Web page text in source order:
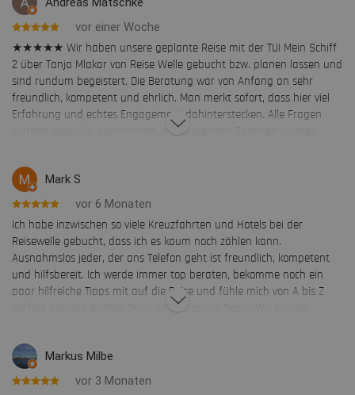
vor einer Woche
★★★★★ Wir haben unsere geplante Reise mit der TUI Mein Schiff
2 über Tanja Mlakar von Reise Welle gebucht bzw. planen lassen und
sind rundum begeistert. Die Beratung war von Anfang an sehr
freundlich, kompetent und ehrlich. Man merkt sofort, dass hier viel
Erfahrung und echtes Engagement dahinterstecken. Alle Fragen
wurden geduldig beantwortet, die passenden Optionen wurden
Welle sehr gut aufgehoben zu sein. Gerade bei einer Kreuzfahrt ist
es wichtig, jemanden an der Seite zu haben, der sich auskennt und
auch auf Details achtet. Vielen Dank an Tanja Mlakar und das Team
sehr auf unsere Reise mit der Mein Schiff 2 und können das
Reisebüro uneingeschränkt weiterempfehlen!
Mark S
vor 6 Monaten
Ich habe inzwischen so viele Kreuzfahrten und Hotels bei der
Reisewelle gebucht, dass ich es kaum noch zählen kann.
Ausnahmslos jeder, der ans Telefon geht ist freundlich, kompetent
und hilfsbereit. Ich werde immer top beraten, bekomme noch ein
paar hilfreiche Tipps mit auf die Reise und fühle mich von A bis Z
perfekt betreut. Großen Dank an das ganze Team. Wir buchen
Markus Milbe
vor 3 Monaten